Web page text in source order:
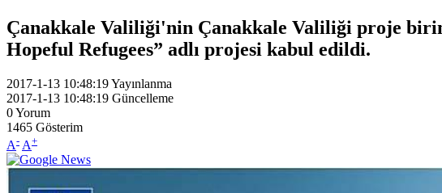
Çanakkale Valiliği'nin Çanakkale Valiliği proje
Hopeful Refugees” adlı projesi kabul edildi.
2017-1-13 10:48:19Yayınlanma
2017-1-13 10:48:19 Güncelleme
0Yorum
1465 Gösterim
A- A+